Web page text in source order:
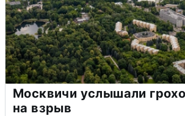
Москвичи услышали
на взрыв